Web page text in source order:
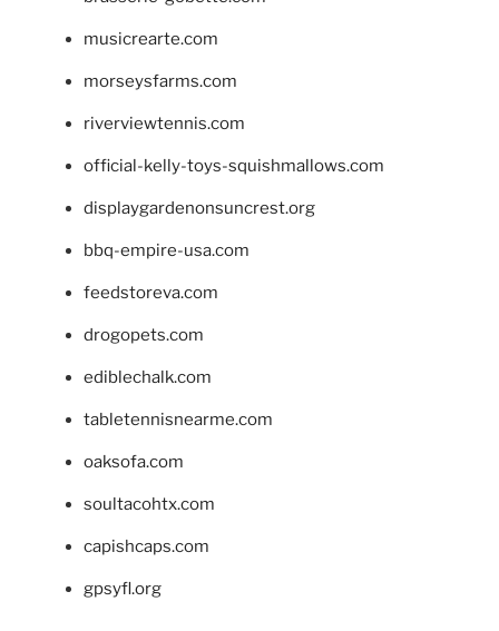
musicrearte.com
morseysfarms.com
riverviewtennis.com
official-kelly-toys-squishmallows.com
displaygardenonsuncrest.org
bbq-empire-usa.com
feedstoreva.com
drogopets.com
ediblechalk.com
tabletennisnearme.com
oaksofa.com
soultacohtx.com
capishcaps.com
gpsyfl.org